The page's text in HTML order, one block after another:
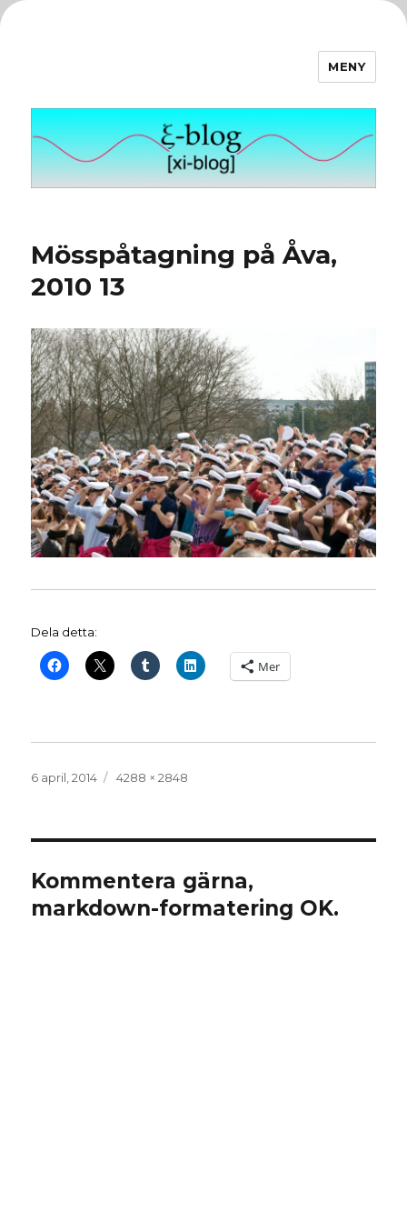
MENY
Mösspåtagning på Åva,
2010 13
Dela detta:
Mer
Publicerat
6 april, 2014
Full
4288 × 2848
Kommentera gärna,
markdown-formatering OK.